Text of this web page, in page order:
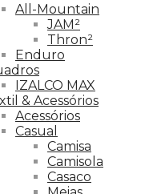
All-Mountain
JAM²
Thron²
Enduro
IZALCO MAX
& Acessórios
Acessórios
Casual
Camisa
Camisola
Casaco